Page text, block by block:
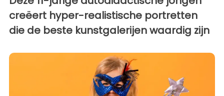
creëert hyper-realistische portretten
die de beste kunstgalerijen waardig zijn